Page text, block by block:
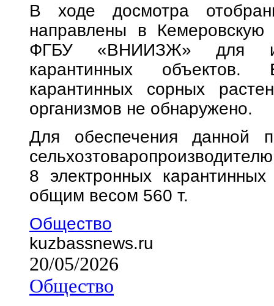
В ходе досмотра
направлены в Кемеровскую
ФГБУ «ВНИИЗЖ» для
карантинных объектов.
карантинных сорных
организмов не обнаружено.
Для обеспечения данной
8 электронных
общим весом 560 т.
Общество
kuzbassnews.ru
20/05/2026
Общество